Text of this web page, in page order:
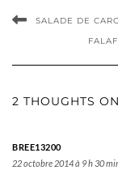
SALADE DE
2 THOUGHTS
BREE13200
22 octobre 2014 à 9 h 30